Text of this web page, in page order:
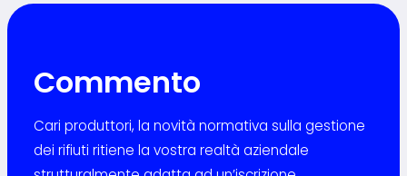
Commento
Cari produttori, la novità normativa sulla gestione
dei rifiuti ritiene la vostra realtà aziendale